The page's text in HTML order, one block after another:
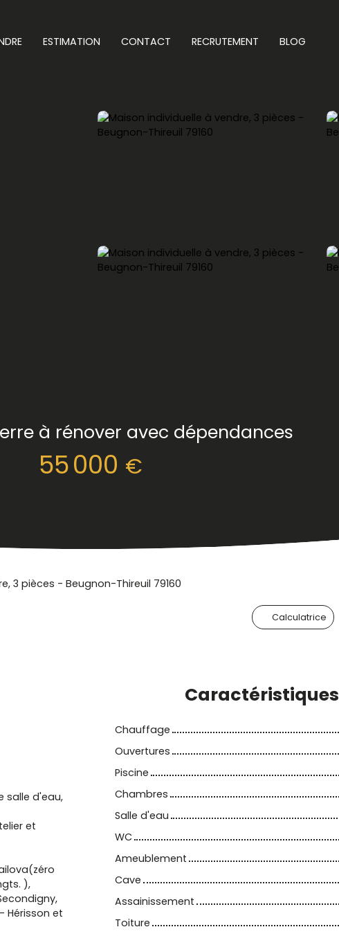
ESTIMATION CONTACT RECRUTEMENT BLOG
à rénover avec dépendances
55 000 €
3 pièces - Beugnon-Thireuil 79160
Calculatrice
salle d'eau,
et
),
Hérisson et
Caractéristiques
Chauffage
Ouvertures
Piscine
Chambres
Salle d'eau
WC
Ameublement
Cave
Assainissement
Toiture